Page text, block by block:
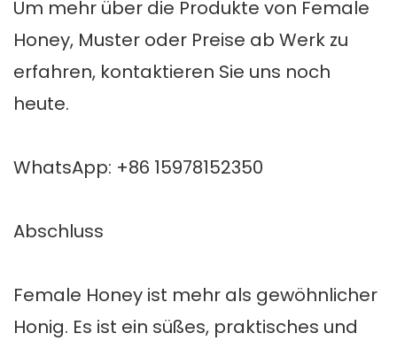
Um mehr über die Produkte von Female
Honey, Muster oder Preise ab Werk zu
erfahren, kontaktieren Sie uns noch
heute.
WhatsApp: +86 15978152350
Abschluss
Female Honey ist mehr als gewöhnlicher
Honig. Es ist ein süßes, praktisches und